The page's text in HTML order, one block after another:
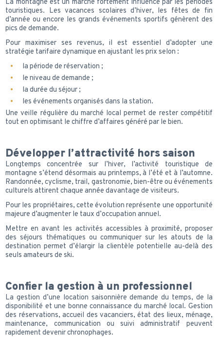
touristiques. Les vacances scolaires d’hiver, les fêtes de fin
d’année ou encore les grands événements sportifs génèrent des
pics de demande.
Pour maximiser ses revenus, il est essentiel d’adopter une
stratégie tarifaire dynamique en ajustant les prix selon :
la période de réservation ;
le niveau de demande ;
la durée du séjour ;
les événements organisés dans la station.
Une veille régulière du marché local permet de rester compétitif
tout en optimisant le chiffre d’affaires généré par le bien.
Développer l’attractivité hors saison
Longtemps concentrée sur l’hiver, l’activité touristique de
montagne s’étend désormais au printemps, à l’été et à l’automne.
Randonnée, cyclisme, trail, gastronomie, bien-être ou événements
culturels attirent chaque année davantage de visiteurs.
Pour les propriétaires, cette évolution représente une opportunité
majeure d’augmenter le taux d’occupation annuel.
Mettre en avant les activités accessibles à proximité, proposer
des séjours thématiques ou communiquer sur les atouts de la
destination permet d’élargir la clientèle potentielle au-delà des
seuls amateurs de ski.
Confier la gestion à un professionnel
La gestion d’une location saisonnière demande du temps, de la
disponibilité et une bonne connaissance du marché local. Gestion
des réservations, accueil des vacanciers, état des lieux, ménage,
maintenance, communication ou suivi administratif peuvent
rapidement devenir chronophages.